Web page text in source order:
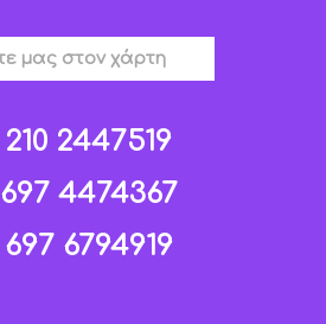
μας στον χάρτη
2447519
4474367
6794919